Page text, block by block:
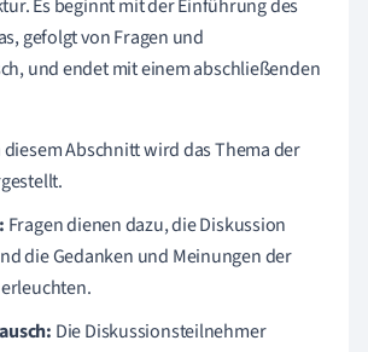
Es beginnt mit der Einführung des
gefolgt von Fragen und
und endet mit einem abschließenden
diesem Abschnitt wird das Thema der
Fragen dienen dazu, die Diskussion
die Gedanken und Meinungen der
Die Diskussionsteilnehmer